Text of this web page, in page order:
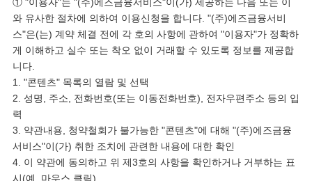
와 유사한 절차에 의하여 이용신청을 합니다. "(주)에즈금융서비
스"은(는) 계약 체결 전에 각 호의 사항에 관하여 "이용자"가 정확하
게 이해하고 실수 또는 착오 없이 거래할 수 있도록 정보를 제공합
니다.
1. "콘텐츠" 목록의 열람 및 선택
2. 성명, 주소, 전화번호(또는 이동전화번호), 전자우편주소 등의 입
력
3. 약관내용, 청약철회가 불가능한 "콘텐츠"에 대해 "(주)에즈금융
서비스"이(가) 취한 조치에 관련한 내용에 대한 확인
4. 이 약관에 동의하고 위 제3호의 사항을 확인하거나 거부하는 표
시(예, 마우스 클릭)